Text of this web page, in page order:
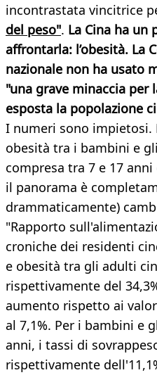
incontrastata vincitrice
del peso". La Cina ha un
affrontarla: l’obesità. La
nazionale non ha usato
"una grave minaccia per
esposta la popolazione
I numeri sono impietosi.
obesità tra i bambini e
compresa tra 7 e 17
il panorama è
drammaticamente)
"Rapporto
croniche dei residenti
e obesità tra gli adulti
rispettivamente del
aumento rispetto ai
al 7,1%. Per i bambini e
anni, i tassi di
rispettivamente